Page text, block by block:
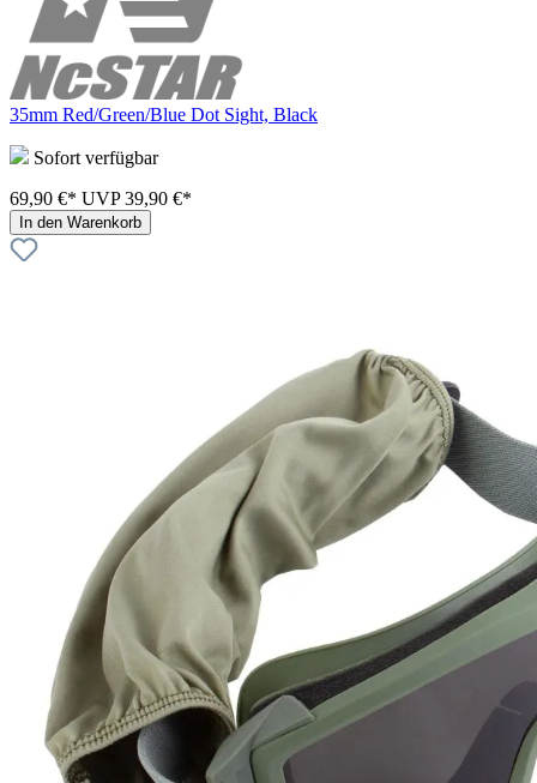
35mm Red/Green/Blue Dot Sight, Black
Sofort verfügbar
69,90 €* UVP 39,90 €*
In den Warenkorb